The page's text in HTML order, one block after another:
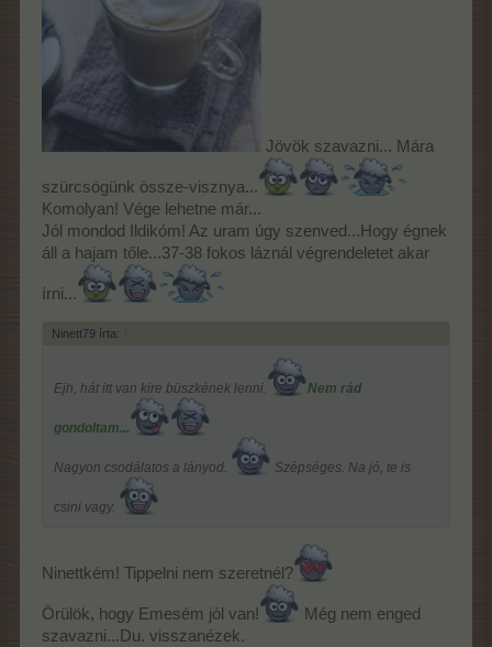
Jövök szavazni... Mára
szürcsögünk össze-visznya...
Komolyan! Vége lehetne már...
Jól mondod Ildikóm! Az uram úgy szenved...Hogy égnek
áll a hajam tőle...37-38 fokos láznál végrendeletet akar
írni...
Ninett79 írta: ↑
Ejh, hát itt van kire büszkének lenni. Nem rád
gondoltam...
Nagyon csodálatos a lányod. Szépséges. Na jó, te is
csini vagy.
Ninettkém! Tippelni nem szeretnél?
Örülök, hogy Emesém jól van!
Még nem enged
szavazni...Du. visszanézek.